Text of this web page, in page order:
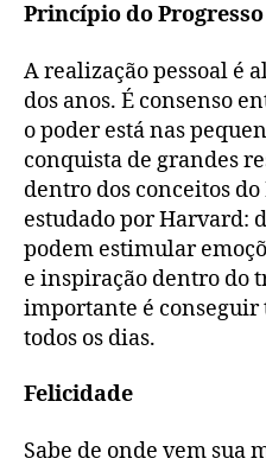
Princípio do Progresso
A realização pessoal é
dos anos. É consenso
o poder está nas
conquista de grandes
dentro dos conceitos
estudado por Harvard:
podem estimular
e inspiração dentro do
importante é conseguir
todos os dias.
Felicidade
Sabe de onde vem sua